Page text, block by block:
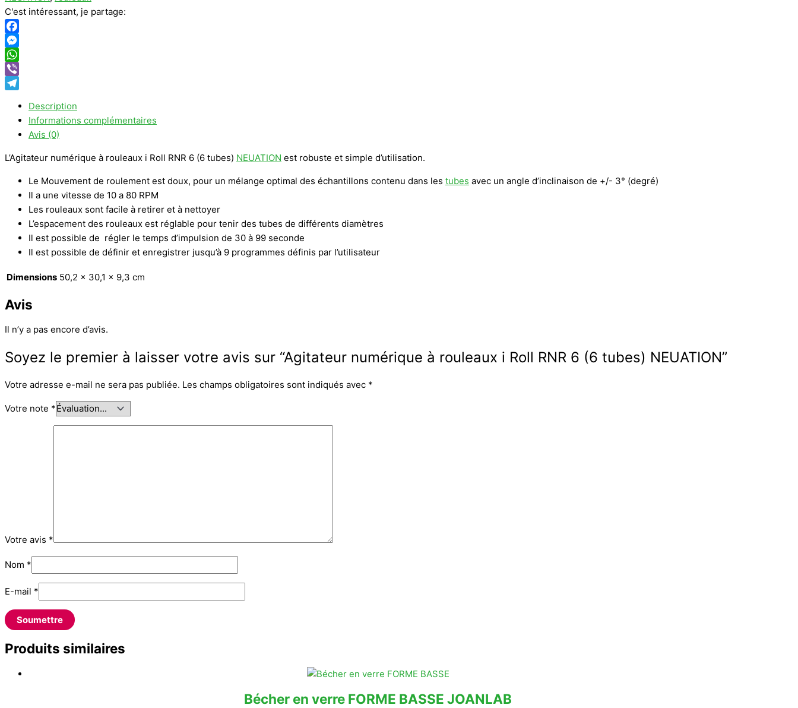
C'est intéressant, je partage:
Facebook
Messenger
WhatsApp
Viber
Description
Informations complémentaires
Avis (0)
L’Agitateur numérique à rouleaux i Roll RNR 6 (6 tubes) NEUATION est robuste et simple d’utilisation.
Le Mouvement de roulement est doux, pour un mélange optimal des échantillons contenu dans les tubes avec un angle d’inclinaison de +/- 3° (degré)
Il a une vitesse de 10 a 80 RPM
Les rouleaux sont facile à retirer et à nettoyer
L’espacement des rouleaux est réglable pour tenir des tubes de différents diamètres
Il est possible de régler le temps d’impulsion de 30 à 99 seconde
Il est possible de définir et enregistrer jusqu’à 9 programmes définis par l’utilisateur
Dimensions 50,2 × 30,1 × 9,3 cm
Avis
Il n’y a pas encore d’avis.
Soyez le premier à laisser votre avis sur “Agitateur numérique à rouleaux i Roll RNR 6 (6 tubes) NEUATION”
Votre adresse e-mail ne sera pas publiée. Les champs obligatoires sont indiqués avec *
Votre note *
Votre avis *
Nom *
E-mail *
Produits similaires
Bécher en verre FORME BASSE JOANLAB